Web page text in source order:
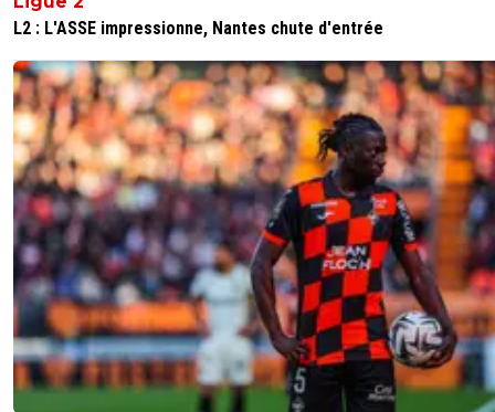
L2 : L'ASSE impressionne, Nantes chute d'entrée